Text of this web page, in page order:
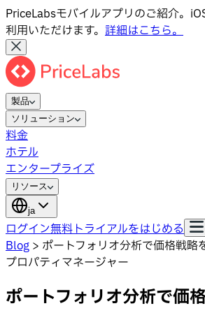
PriceLabsモバイルアプリのご紹介。
利用いただけます。 詳細はこちら。
製品
ソリューション
料金
ホテル
エンタープライズ
リソース
ja
ログイン無料トライアルをはじめる
Blog > ポートフォリオ分析で価格戦略
プロパティマネージャー
ポートフォリオ分析で価